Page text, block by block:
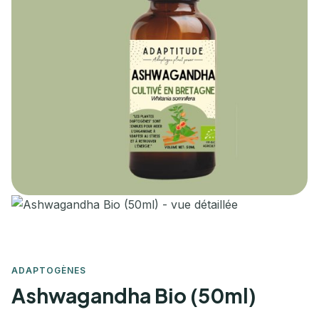
ADAPTOGÈNES
Ashwagandha Bio (50ml)